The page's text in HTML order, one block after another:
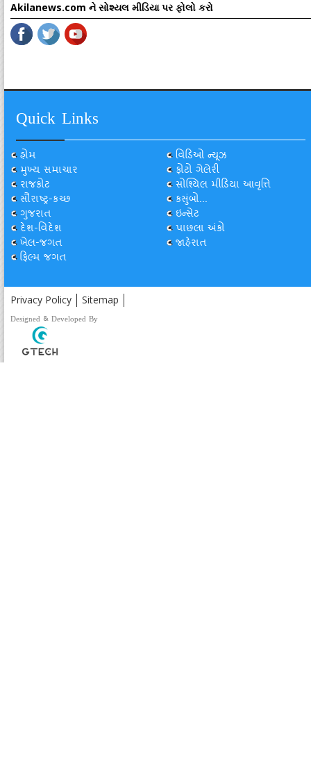
Akilanews.com ને સોશ્યલ મીડિયા પર ફોલો કરો
Quick Links
હોમ
મુખ્ય સમાચાર
રાજકોટ
સૌરાષ્ટ્ર-કચ્છ
ગુજરાત
દેશ-વિદેશ
ખેલ-જગત
ફિલ્મ જગત
વિડિઓ ન્યૂઝ
ફોટો ગેલેરી
સોશ્યિલ મીડિયા આવૃત્તિ
કસુંબો...
ઇન્સેટ
પાછલા અંકો
જાહેરાત
Privacy Policy Sitemap
Designed & Developed By